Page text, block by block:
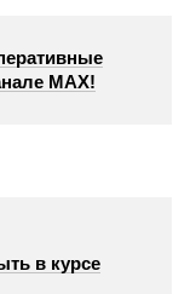
МАХ!
в курсе